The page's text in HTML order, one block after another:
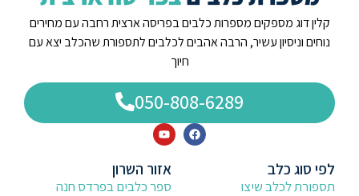
קלין דוג מספקים מספרות כלבים בפריסה ארצית רחבה עם מחירים
נוחים וניסיון עשיר, הרבה אהבים לכלבים לתספורת שהכלב יצא עם
חיוך
050-808-6289
לפי סוג כלב
תספורת לכלב שיצו
אזור השרון
ספר כלבים בפרדס חנה